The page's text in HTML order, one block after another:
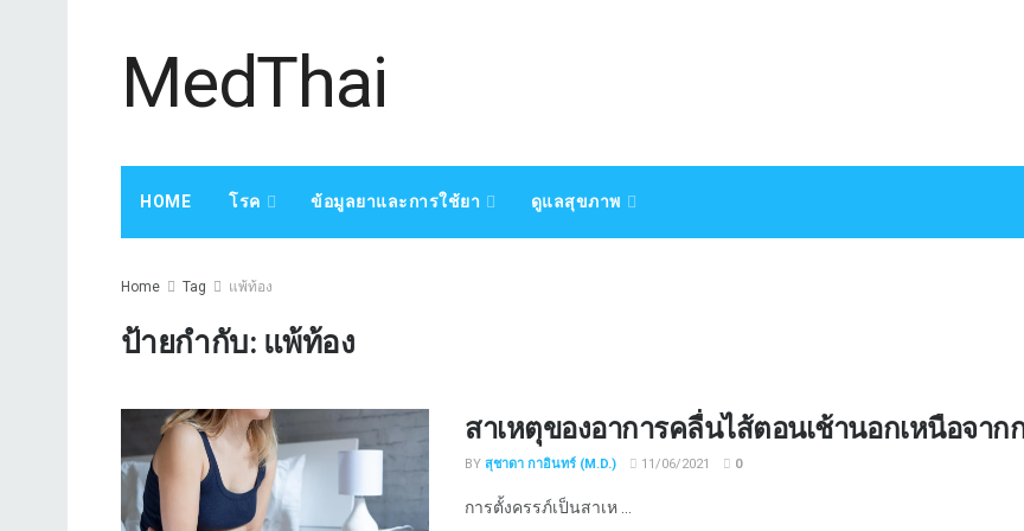
MedThai
HOME โรค ข้อมูลยาและการใช้ยา ดูแลสุขภาพ
Home Tag แพ้ท้อง
ป้ายกำกับ: แพ้ท้อง
สาเหตุของอาการคลื่นไส้ตอนเช้านอกเหนือจาก
BY สุชาดา กาอินทร์ (M.D.) 11/06/2021 0
การตั้งครรภ์เป็นสาเห ...